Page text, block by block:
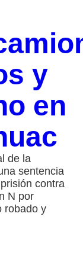
y
en
de la
sentencia
contra
N por
robado y